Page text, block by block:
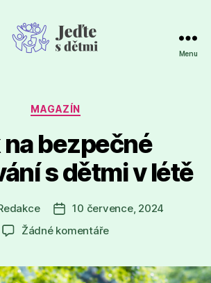
Menu
Rubriky
MAGAZÍN
bezpečné
s dětmi v létě
Datum
příspěvku
10 července, 2024
Žádné komentářeu
názvem